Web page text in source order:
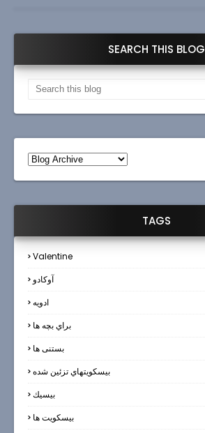
SEARCH THIS BLOG
TAGS
Valentine
آوکادو
ادويه
براي بچه ها
بستنی ها
بيسكويتهاي تزئين شده
بيسيك
بیسکویت ها